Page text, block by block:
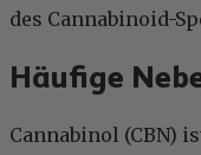
des Cannabinoid-
Häufige
Cannabinol (CBN)